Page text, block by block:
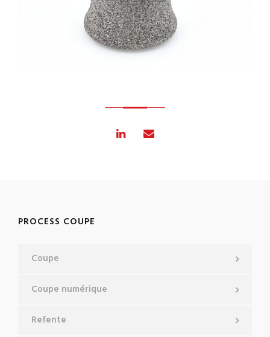
PROCESS COUPE
Coupe
Coupe numérique
Refente